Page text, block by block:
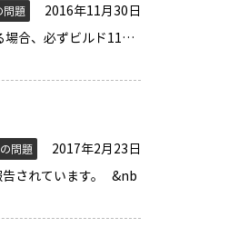
問題
2016年11月30日
場合、必ずビルド11…
問題
2017年2月23日
されています。 &nb